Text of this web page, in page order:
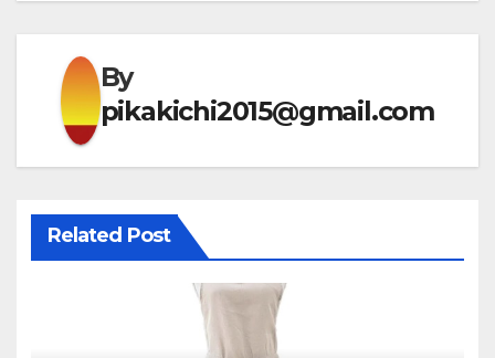
ー
シ
ョ
ン
By
pikakichi2015@gmail.com
Related Post